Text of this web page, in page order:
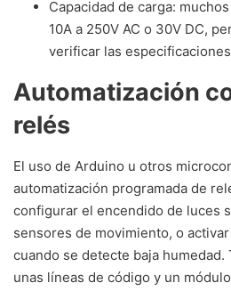
Capacidad de carga:
10A a 250V AC o 30V DC,
verificar las
Automatización
relés
El uso de Arduino u otros
automatización programada de
configurar el encendido de luces
sensores de movimiento, o
cuando se detecte baja humedad.
unas líneas de código y un